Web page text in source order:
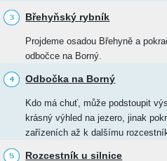
Břehyňský rybník
Projdeme osadou Břehyně a
odbočce na Borný.
Odbočka na Borný
Kdo má chuť, může podstoupit
krásný výhled na jezero, jinak
zařízeních až k dalšímu
Rozcestník u silnice